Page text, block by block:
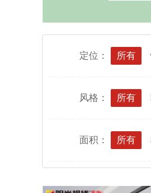
定位： 所有
风格： 所有
面积： 所有